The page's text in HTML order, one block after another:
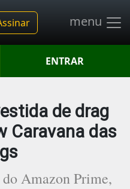
menu
ENTRAR
de drag
Caravana das
do Amazon Prime,